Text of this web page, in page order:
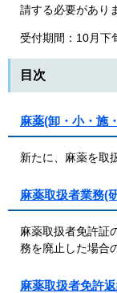
請する必要があり
受付期間：10月下
目次
麻薬(卸・小・施
新たに、麻薬を取
麻薬取扱者業務(
麻薬取扱者免許証
務を廃止した場合
麻薬取扱者免許